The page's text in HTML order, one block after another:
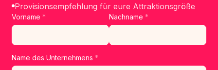
Provisionsempfehlung für eure Attraktionsgröße
Vorname * Nachname *
Name des Unternehmens *